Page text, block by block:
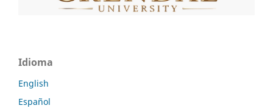
Idioma
English
Español